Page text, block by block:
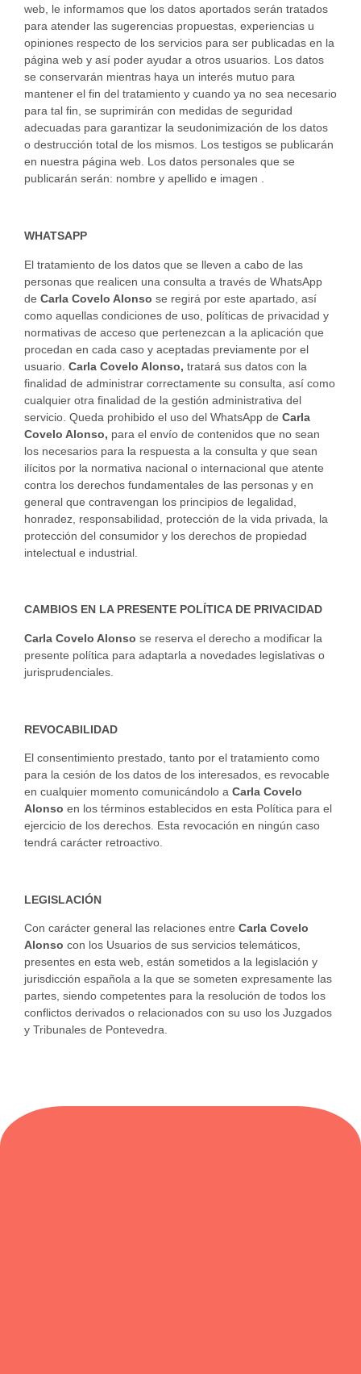
web, le informamos que los datos aportados serán tratados
para atender las sugerencias propuestas, experiencias u
opiniones respecto de los servicios para ser publicadas en la
página web y así poder ayudar a otros usuarios. Los datos
se conservarán mientras haya un interés mutuo para
mantener el fin del tratamiento y cuando ya no sea necesario
para tal fin, se suprimirán con medidas de seguridad
adecuadas para garantizar la seudonimización de los datos
o destrucción total de los mismos. Los testigos se publicarán
en nuestra página web. Los datos personales que se
publicarán serán: nombre y apellido e imagen .
WHATSAPP
El tratamiento de los datos que se lleven a cabo de las
personas que realicen una consulta a través de WhatsApp
de Carla Covelo Alonso se regirá por este apartado, así
como aquellas condiciones de uso, políticas de privacidad y
normativas de acceso que pertenezcan a la aplicación que
procedan en cada caso y aceptadas previamente por el
usuario. Carla Covelo Alonso, tratará sus datos con la
finalidad de administrar correctamente su consulta, así como
cualquier otra finalidad de la gestión administrativa del
servicio. Queda prohibido el uso del WhatsApp de Carla
Covelo Alonso, para el envío de contenidos que no sean
los necesarios para la respuesta a la consulta y que sean
ilícitos por la normativa nacional o internacional que atente
contra los derechos fundamentales de las personas y en
general que contravengan los principios de legalidad,
honradez, responsabilidad, protección de la vida privada, la
protección del consumidor y los derechos de propiedad
intelectual e industrial.
CAMBIOS EN LA PRESENTE POLÍTICA DE PRIVACIDAD
Carla Covelo Alonso se reserva el derecho a modificar la
presente política para adaptarla a novedades legislativas o
jurisprudenciales.
REVOCABILIDAD
El consentimiento prestado, tanto por el tratamiento como
para la cesión de los datos de los interesados, es revocable
en cualquier momento comunicándolo a Carla Covelo
Alonso en los términos establecidos en esta Política para el
ejercicio de los derechos. Esta revocación en ningún caso
tendrá carácter retroactivo.
LEGISLACIÓN
Con carácter general las relaciones entre Carla Covelo
Alonso con los Usuarios de sus servicios telemáticos,
presentes en esta web, están sometidos a la legislación y
jurisdicción española a la que se someten expresamente las
partes, siendo competentes para la resolución de todos los
conflictos derivados o relacionados con su uso los Juzgados
y Tribunales de Pontevedra.